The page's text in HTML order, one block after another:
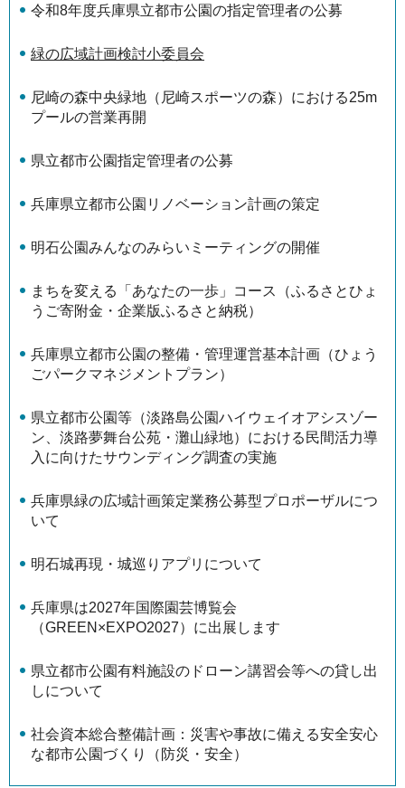
令和8年度兵庫県立都市公園の指定管理者の公募
緑の広域計画検討小委員会
尼崎の森中央緑地（尼崎スポーツの森）における25m
プールの営業再開
県立都市公園指定管理者の公募
兵庫県立都市公園リノベーション計画の策定
明石公園みんなのみらいミーティングの開催
まちを変える「あなたの一歩」コース（ふるさとひょ
うご寄附金・企業版ふるさと納税）
兵庫県立都市公園の整備・管理運営基本計画（ひょう
ごパークマネジメントプラン）
県立都市公園等（淡路島公園ハイウェイオアシスゾー
ン、淡路夢舞台公苑・灘山緑地）における民間活力導
入に向けたサウンディング調査の実施
兵庫県緑の広域計画策定業務公募型プロポーザルにつ
いて
明石城再現・城巡りアプリについて
兵庫県は2027年国際園芸博覧会
（GREEN×EXPO2027）に出展します
県立都市公園有料施設のドローン講習会等への貸し出
しについて
社会資本総合整備計画：災害や事故に備える安全安心
な都市公園づくり（防災・安全）